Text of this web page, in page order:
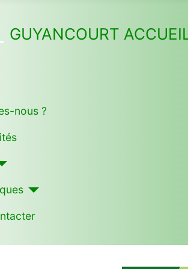
GUYANCOURT
nous ?